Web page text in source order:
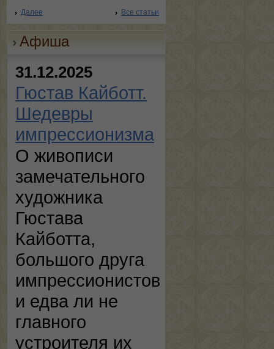
Далее Все статьи
Афиша
31.12.2025
Гюстав Кайботт.
Шедевры
импрессионизма
О живописи
замечательного
художника
Гюстава
Кайботта,
большого друга
импрессионистов
и едва ли не
главного
устроителя их